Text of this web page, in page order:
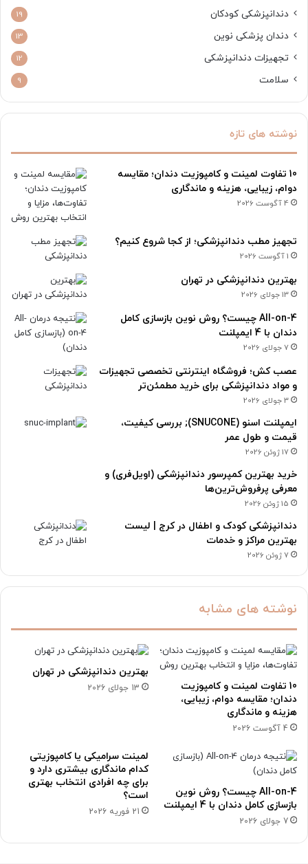
دندانپزشکی کودکان 19
دندان پزشکی نوین 13
تجهیزات دندانپزشکی 12
سلامت 9
نوشته های تازه
10 تفاوت لمینت و کامپوزیت دندان؛ مقایسه
دوام، زیبایی، هزینه و ماندگاری
4 آگوست 2026
تجهیز مطب دندانپزشکی؛ از کجا شروع کنیم؟
1 آگوست 2026
بهترین دندانپزشکی در تهران
13 جولای 2026
All-on-4 چیست؟ روش نوین بازسازی کامل
دندان با 4 ایمپلنت
7 جولای 2026
عصب کش؛ فروشگاه اینترنتی تخصصی تجهیزات
و مواد دندانپزشکی برای خرید مطمئن‌تر
3 جولای 2026
ایمپلنت اسنو (SNUCONE); بررسی کیفیت،
قیمت و طول عمر
17 ژوئن 2026
خرید بهترین کمپرسور دندانپزشکی (اویل‌فری) و
معرفی پرفروش‌ترین‌ها
15 ژوئن 2026
دندانپزشکی کودک و اطفال در کرج | لیست
بهترین مراکز و خدمات
7 ژوئن 2026
نوشته های مشابه
10 تفاوت لمینت و کامپوزیت
دندان؛ مقایسه دوام، زیبایی،
هزینه و ماندگاری
4 آگوست 2026
بهترین دندانپزشکی در تهران
13 جولای 2026
All-on-4 چیست؟ روش نوین
بازسازی کامل دندان با 4 ایمپلنت
7 جولای 2026
لمینت سرامیکی یا کامپوزیتی
کدام ماندگاری بیشتری دارد و
برای چه افرادی انتخاب بهتری
است؟
21 فوریه 2026